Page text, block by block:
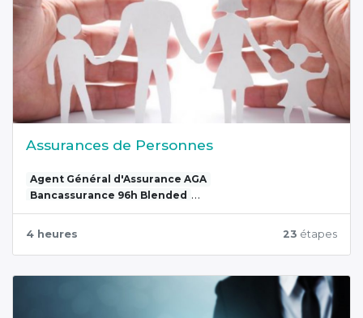
Assurances de Personnes
Agent Général d'Assurance AGA
Bancassurance 96h Blended
L'assurance de personnes
4 heures
23 étapes